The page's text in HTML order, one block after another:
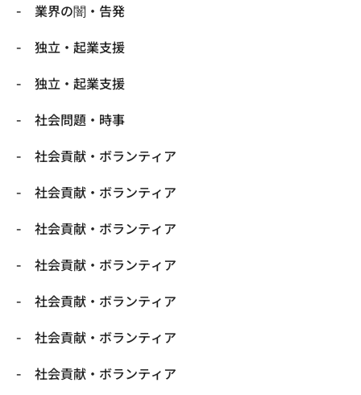
業界の闇・告発
独立・起業支援
独立・起業支援
社会問題・時事
社会貢献・ボランティア
社会貢献・ボランティア
社会貢献・ボランティア
社会貢献・ボランティア
社会貢献・ボランティア
社会貢献・ボランティア
社会貢献・ボランティア